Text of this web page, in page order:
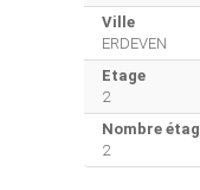
Ville
ERDEVEN
Etage
2
Nombre
2